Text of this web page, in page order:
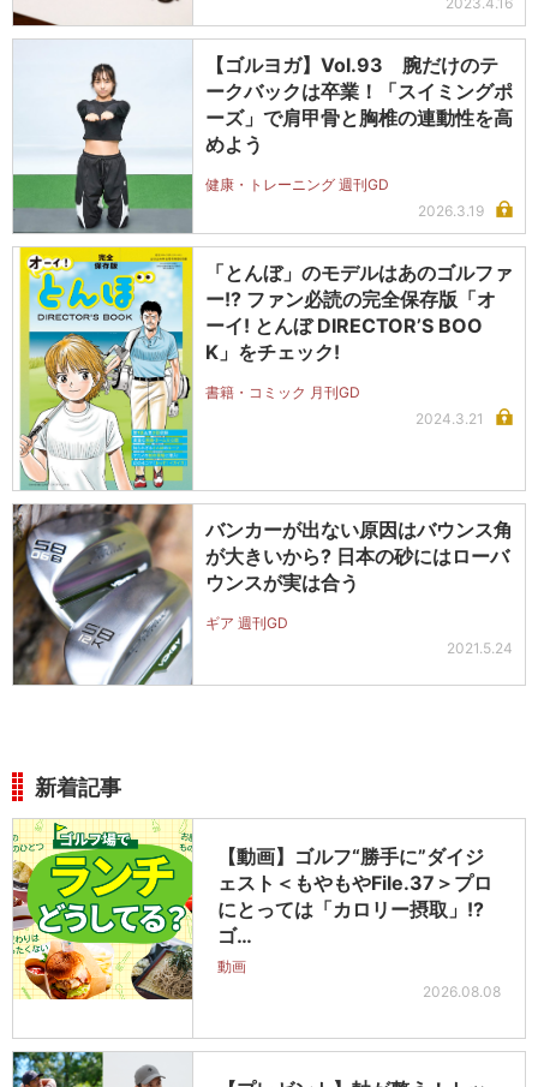
【ゴルヨガ】Vol.93 腕だけのテ
ークバックは卒業！「スイミングポ
ーズ」で肩甲骨と胸椎の連動性を高
めよう
健康・トレーニング 週刊GD
2026.3.19
「とんぼ」のモデルはあのゴルファ
ー!? ファン必読の完全保存版「オ
ーイ! とんぼ DIRECTOR’S BOO
K」をチェック!
書籍・コミック 月刊GD
2024.3.21
バンカーが出ない原因はバウンス角
が大きいから? 日本の砂にはローバ
ウンスが実は合う
ギア 週刊GD
2021.5.24
新着記事
【動画】ゴルフ“勝手に”ダイジ
ェスト＜もやもやFile.37＞プロ
にとっては「カロリー摂取」!?
ゴ…
動画
2026.08.08